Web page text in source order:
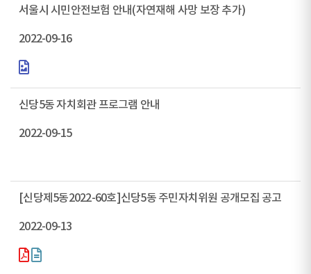
서울시 시민안전보험 안내(자연재해 사망 보장 추가)
2022-09-16
신당5동 자치회관 프로그램 안내
2022-09-15
[신당제5동2022-60호]신당5동 주민자치위원 공개모집 공고
2022-09-13